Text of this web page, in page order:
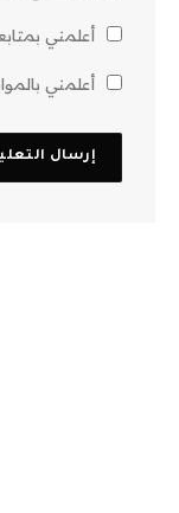
أعلمني
أعلمني